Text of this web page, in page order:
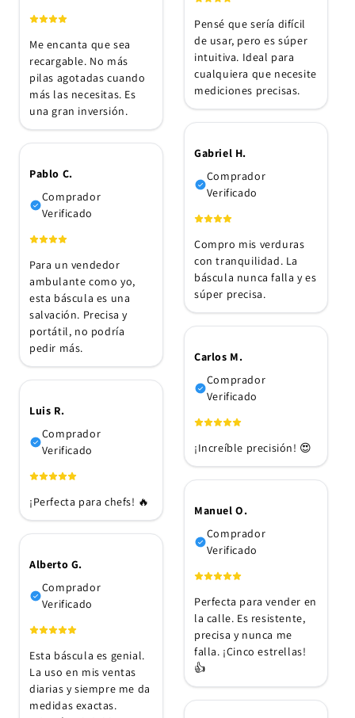
Pensé que sería difícil
de usar, pero es súper
intuitiva. Ideal para
cualquiera que necesite
mediciones precisas.
Me encanta que sea
recargable. No más
pilas agotadas cuando
más las necesitas. Es
una gran inversión.
Gabriel H.
Comprador
Verificado
Compro mis verduras
con tranquilidad. La
báscula nunca falla y es
súper precisa.
Pablo C.
Comprador
Verificado
Para un vendedor
ambulante como yo,
esta báscula es una
salvación. Precisa y
portátil, no podría
pedir más.
Carlos M.
Comprador
Verificado
¡Increíble precisión! 😍
Luis R.
Comprador
Verificado
¡Perfecta para chefs! 🔥
Manuel O.
Comprador
Verificado
Perfecta para vender en
la calle. Es resistente,
precisa y nunca me
falla. ¡Cinco estrellas!
👍
Alberto G.
Comprador
Verificado
Esta báscula es genial.
La uso en mis ventas
diarias y siempre me da
medidas exactas.